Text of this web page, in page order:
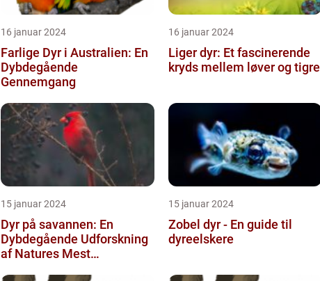
16 januar 2024
Farlige Dyr i Australien: En
Dybdegående
Gennemgang
16 januar 2024
Liger dyr: Et fascinerende
kryds mellem løver og tigre
15 januar 2024
Dyr på savannen: En
Dybdegående Udforskning
af Natures Mest
15 januar 2024
Zobel dyr - En guide til
dyreelskere